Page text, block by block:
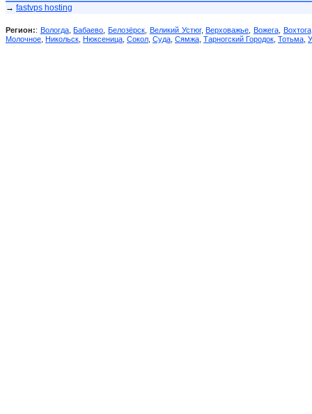
→ fastvps hosting
Регион:: Вологда,Бабаево ,Белозёрск Великий Устюг,Верховажье Вожега, Вохтога
Молочное Никольск Нюксеница Сокол Суда Сямжа Тарногский Городок Тотьма